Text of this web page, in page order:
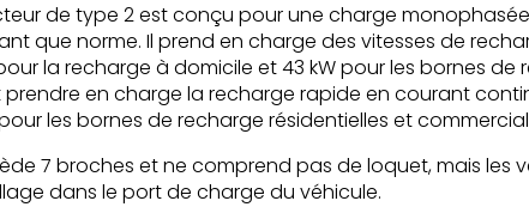
de type 2 est conçu pour une charge
que norme. Il prend en charge des vitesses de
la recharge à domicile et 43 kW pour les bornes de
en charge la recharge rapide en courant
les bornes de recharge résidentielles et
7 broches et ne comprend pas de loquet, mais les
dans le port de charge du véhicule.